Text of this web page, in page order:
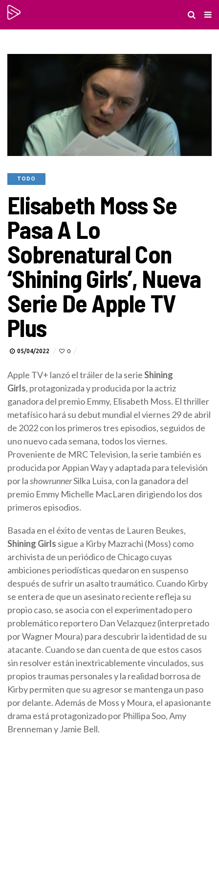
TODO
Elisabeth Moss Se
Pasa A Lo
Sobrenatural Con
‘Shining Girls’, Nueva
Serie De Apple TV
Plus
05/04/2022 0
Apple TV+ lanzó el tráiler de la serieShining
Girls, protagonizada y producida por la actriz
ganadora del premio Emmy, Elisabeth Moss. El thriller
metafísico hará su debut mundial el viernes 29 de abril
de 2022 con los primeros tres episodios, seguidos de
uno nuevo cada semana, todos los viernes.
Proveniente de MRC Television, la serie también es
producida por Appian Way y adaptada para televisión
por lashowrunnerSilka Luisa, con la ganadora del
premio Emmy Michelle MacLaren dirigiendo los dos
primeros episodios.
Basada en el éxito de ventas de Lauren Beukes,
Shining Girls sigue a Kirby Mazrachi (Moss) como
archivista de un periódico de Chicago cuyas
ambiciones periodísticas quedaron en suspenso
después de sufrir un asalto traumático. Cuando Kirby
se entera de que un asesinato reciente refleja su
propio caso, se asocia con el experimentado pero
problemático reportero Dan Velazquez (interpretado
por Wagner Moura) para descubrir la identidad de su
atacante. Cuando se dan cuenta de que estos casos
sin resolver están inextricablemente vinculados, sus
propios traumas personales y la realidad borrosa de
Kirby permiten que su agresor se mantenga un paso
por delante. Además de Moss y Moura, el apasionante
drama está protagonizado por Phillipa Soo, Amy
Brenneman y Jamie Bell.